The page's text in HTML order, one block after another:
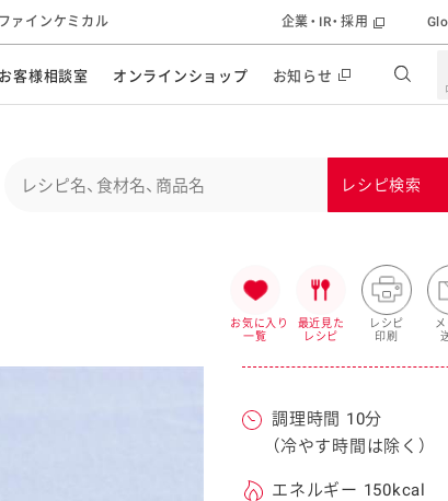
おすすめの特設サイト
キユーピー マヨネーズキッチン
明日もうれしい。サラダストック
おうちで作るポテトサラダ
おうちでミールストック
みんなの食と健康応援
その他の商品サイト
キャンペーン・イ
イベント協賛
お客様相談室 オンラインショップ お知らせ
ファインケミカル 企業・IR・採用
食育活動
株主・投資家の皆様へ
m
i
お気に入り
一覧
最近見た
レシピ
レシピ
印刷
調理時間 10分
（冷やす時間は除く）
エネルギー 150kcal